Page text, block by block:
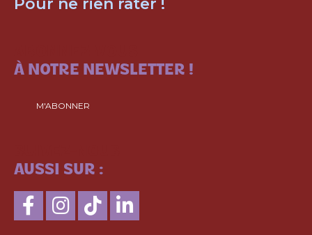
Pour ne rien rater !
À NOTRE NEWSLETTER !
M'ABONNER
AUSSI SUR :